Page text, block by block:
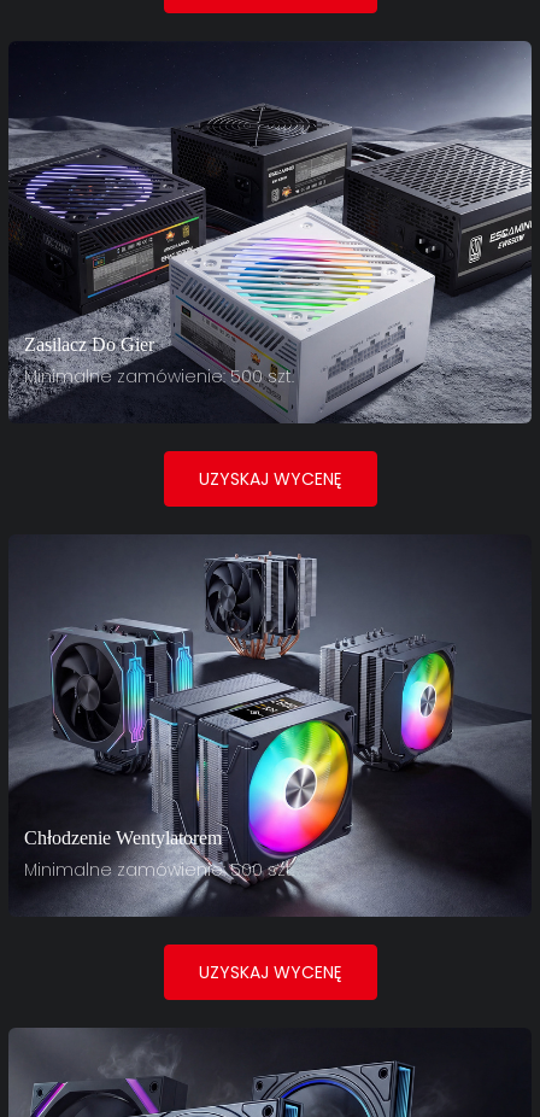
Zasilacz Do Gier
Minimalne zamówienie: 500 szt.
UZYSKAJ WYCENĘ
Chłodzenie Wentylatorem
Minimalne zamówienie: 500 szt.
UZYSKAJ WYCENĘ